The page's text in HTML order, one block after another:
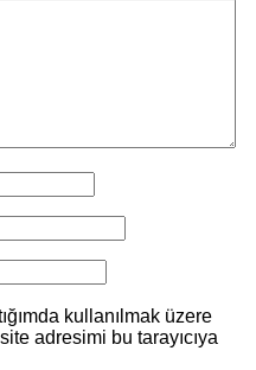
kullanılmak üzere
adresimi bu tarayıcıya